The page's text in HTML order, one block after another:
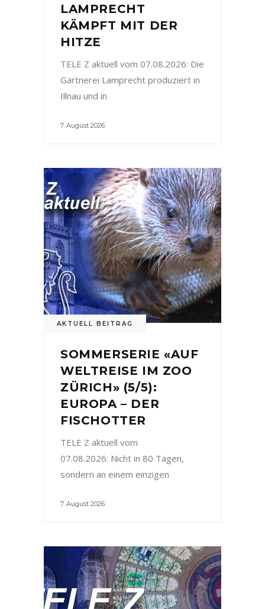
LAMPRECHT
KÄMPFT MIT DER
HITZE
TELE Z aktuell vom 07.08.2026: Die
Gärtnerei Lamprecht produziert in
Illnau und in
7. August 2026
AKTUELL BEITRAG
SOMMERSERIE «AUF
WELTREISE IM ZOO
ZÜRICH» (5/5):
EUROPA – DER
FISCHOTTER
TELE Z aktuell vom
07.08.2026: Nicht in 80 Tagen,
sondern an einem einzigen
7. August 2026